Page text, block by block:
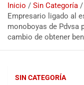
Inicio
Sin Categoría
Empresario ligado al
monoboyas de Pdvsa
cambio de obtener
SIN CATEGORÍA